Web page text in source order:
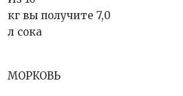
кг вы получите 7,0
л сока
МОРКОВЬ